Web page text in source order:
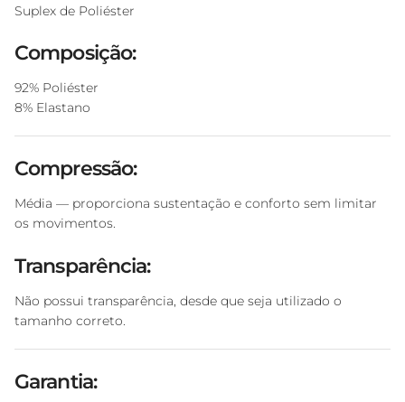
Suplex de Poliéster
Composição:
92% Poliéster
8% Elastano
Compressão:
Média — proporciona sustentação e conforto sem limitar
os movimentos.
Transparência:
Não possui transparência, desde que seja utilizado o
tamanho correto.
Garantia: